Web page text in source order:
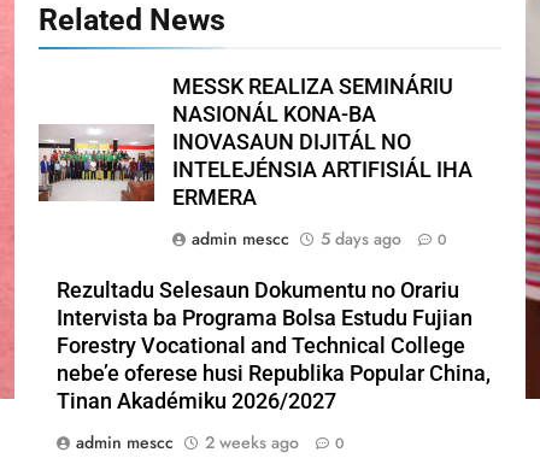
Related News
MESSK REALIZA SEMINÁRIU
NASIONÁL KONA-BA
INOVASAUN DIJITÁL NO
INTELEJÉNSIA ARTIFISIÁL IHA
ERMERA
admin mescc
5 days ago 0
Rezultadu Selesaun Dokumentu no Orariu
Intervista ba Programa Bolsa Estudu Fujian
Forestry Vocational and Technical College
nebe’e oferese husi Republika Popular China,
Tinan Akadémiku 2026/2027
admin mescc
2 weeks ago 0